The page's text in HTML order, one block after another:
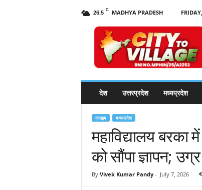
26.5 C MADHYA PRADESH
देश उत्तरप्रदेश मध्यप्रदेश
क्राइम मध्यप्रदेश
महाविद्यालय बरका
को सौंपा ज्ञापन;
By Vivek Kumar Pandy- July 7, 2026